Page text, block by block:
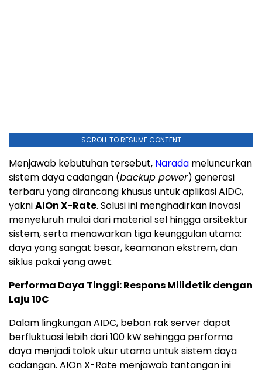
SCROLL TO RESUME CONTENT
Menjawab kebutuhan tersebut, Narada meluncurkan
sistem daya cadangan (backup power) generasi
terbaru yang dirancang khusus untuk aplikasi AIDC,
yakniAIOn X-Rate. Solusi ini menghadirkan inovasi
menyeluruh mulai dari material sel hingga arsitektur
sistem, serta menawarkan tiga keunggulan utama:
daya yang sangat besar, keamanan ekstrem, dan
siklus pakai yang awet.
Performa Daya Tinggi: Respons Milidetik dengan
Laju 10C
Dalam lingkungan AIDC, beban rak server dapat
berfluktuasi lebih dari 100 kW sehingga performa
daya menjadi tolok ukur utama untuk sistem daya
cadangan. AIOn X-Rate menjawab tantangan ini